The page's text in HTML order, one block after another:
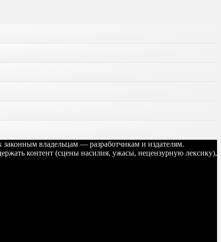
владельцам — разработчикам и издателям.
контент (сцены насилия, ужасы, нецензурную лексику),